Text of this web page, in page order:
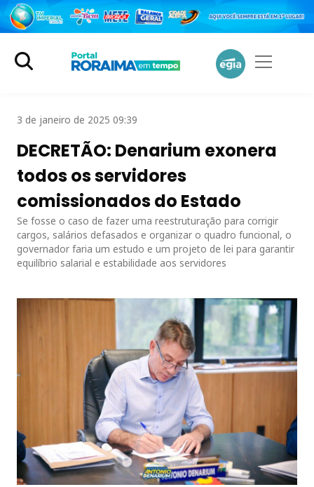
3 de janeiro de 2025 09:39
DECRETÃO: Denarium exonera
todos os servidores
comissionados do Estado
Se fosse o caso de fazer uma reestruturação para corrigir
cargos, salários defasados e organizar o quadro funcional, o
governador faria um estudo e um projeto de lei para garantir
equilíbrio salarial e estabilidade aos servidores